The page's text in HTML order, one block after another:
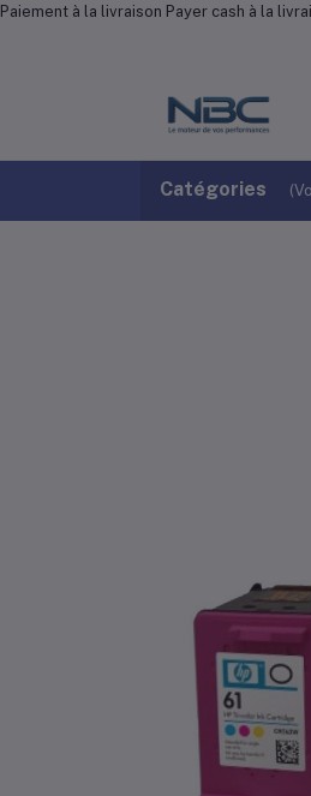
Paiement à la livraison Payer cash à la
Catégories